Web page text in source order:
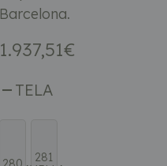
Barcelona.
1.937,51€
TELA
281